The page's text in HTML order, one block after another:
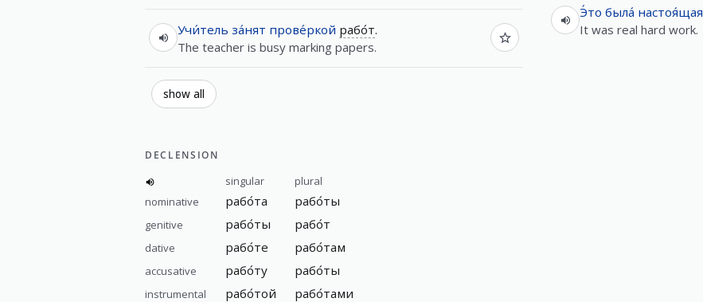
Учи́тель за́нят прове́ркой рабо́т.
The teacher is busy marking papers.
Э́то была́ настоя́щая
It was real hard work.
show all
DECLENSION
singular
plural
nominative
рабо́та рабо́ты
genitive рабо́ты рабо́т
dative рабо́те рабо́там
accusative рабо́ту рабо́ты
instrumental
рабо́той
рабо́тами